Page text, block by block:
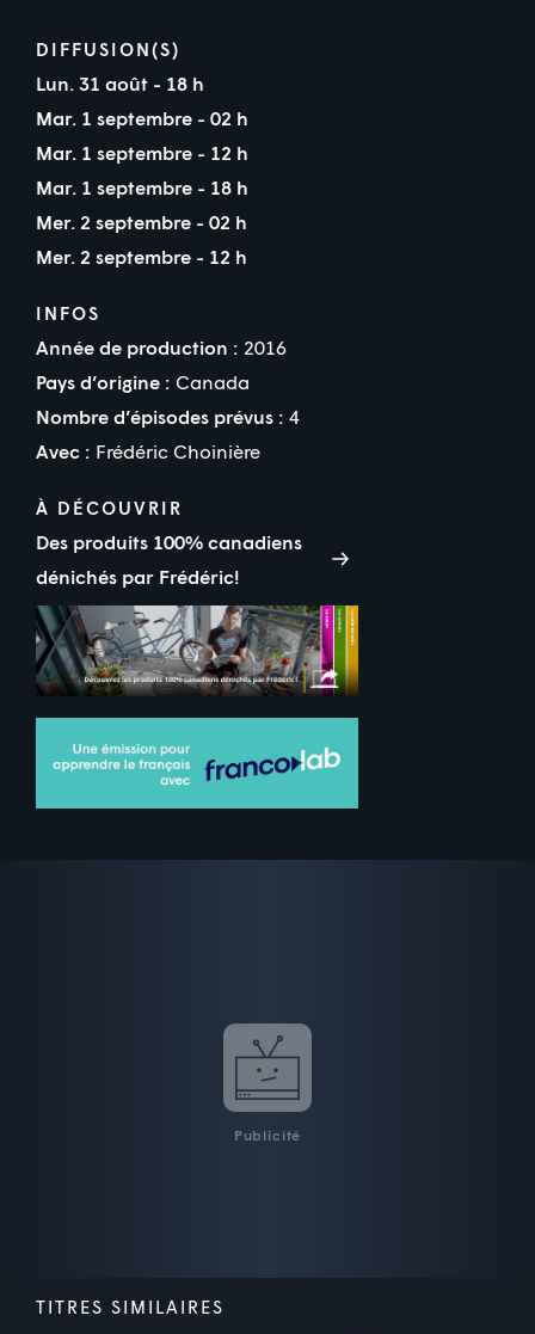
DIFFUSION(S)
Lun. 31 août - 18 h
Mar. 1 septembre - 02 h
Mar. 1 septembre - 12 h
Mar. 1 septembre - 18 h
Mer. 2 septembre - 02 h
Mer. 2 septembre - 12 h
INFOS
Année de production : 2016
Pays d’origine : Canada
Nombre d’épisodes prévus : 4
Avec : Frédéric Choinière
À DÉCOUVRIR
Des produits 100% canadiens
dénichés par Frédéric!
Publicité
TITRES SIMILAIRES